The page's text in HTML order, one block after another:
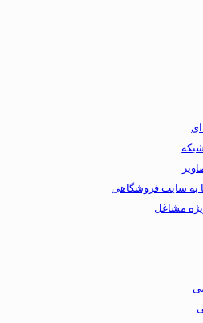
به سایت فروشگاهی
مشاغل